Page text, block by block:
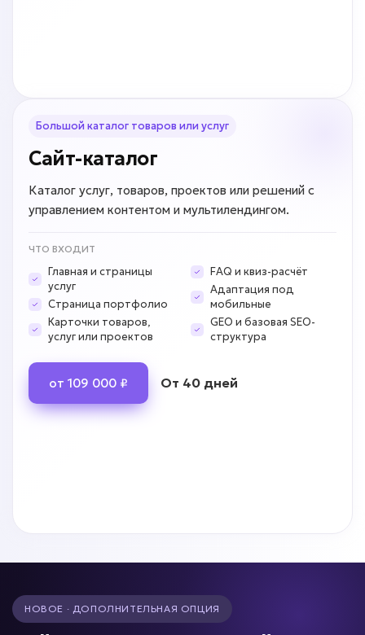
Большой каталог товаров или услуг
Сайт-каталог
Каталог услуг, товаров, проектов или решений с
управлением контентом и мультилендингом.
ЧТО ВХОДИТ
Главная и страницы
услуг
Страница портфолио
Карточки товаров,
услуг или проектов
FAQ и квиз-расчёт
Адаптация под
мобильные
GEO и базовая SEO-
структура
от 109 000 ₽ От 40 дней
НОВОЕ · ДОПОЛНИТЕЛЬНАЯ ОПЦИЯ